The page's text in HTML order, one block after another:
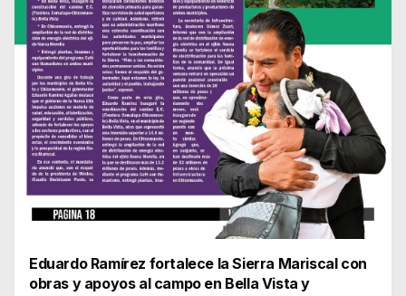
Eduardo Ramírez fortalece la Sierra Mariscal con
obras y apoyos al campo en Bella Vista y